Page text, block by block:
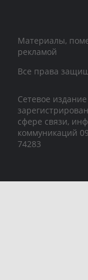
Материалы,
рекламой
Все права
Сетевое
сфере связи,
коммуникаций
74283